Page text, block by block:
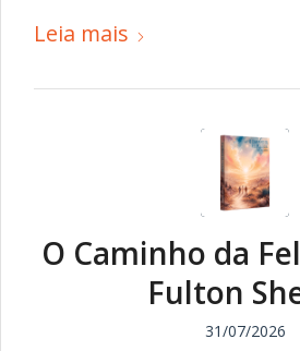
Leia mais
O Caminho da
Fulton
31/07/2026